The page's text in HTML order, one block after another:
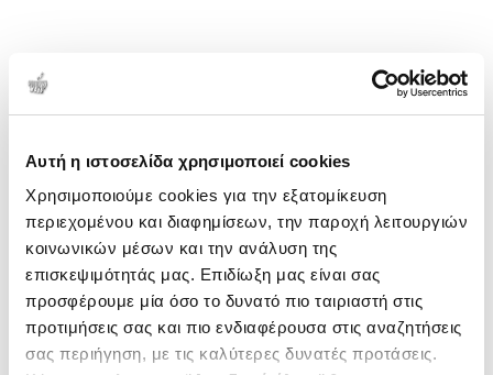
Αυτή η ιστοσελίδα χρησιμοποιεί cookies
Χρησιμοποιούμε cookies για την εξατομίκευση
περιεχομένου και διαφημίσεων, την παροχή λειτουργιών
κοινωνικών μέσων και την ανάλυση της
επισκεψιμότητάς μας. Επιδίωξη μας είναι σας
προσφέρουμε μία όσο το δυνατό πιο ταιριαστή στις
προτιμήσεις σας και πιο ενδιαφέρουσα στις αναζητήσεις
σας περιήγηση, με τις καλύτερες δυνατές προτάσεις.